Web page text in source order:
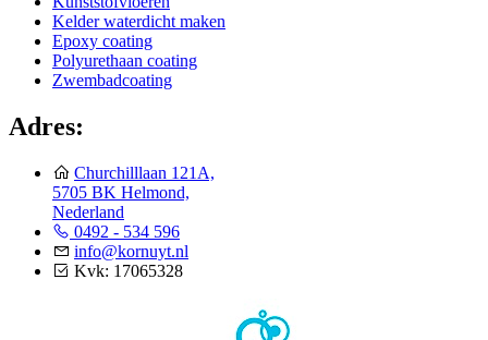
Kelder waterdicht maken
Epoxy coating
Polyurethaan coating
Zwembadcoating
Adres:
Churchilllaan 121A,
5705 BK Helmond,
Nederland
0492 - 534 596
info@kornuyt.nl
Kvk: 17065328